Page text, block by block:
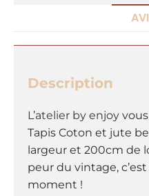
Description
L’atelier by enjoy
Tapis Coton et jute
largeur et 200cm de
peur du vintage,
moment !